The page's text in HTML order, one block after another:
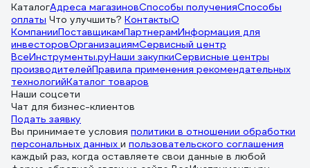
КаталогАдреса магазиновСпособы полученияСпособы
оплаты Что улучшить? КонтактыО
КомпанииПоставщикамПартнерамИнформация для
инвесторовОрганизациямСервисный центр
ВсеИнструменты.руНаши закупкиСервисные центры
производителейПравила применения рекомендательных
технологийКаталог товаров
Наши соцсети
Чат для бизнес-клиентов
Подать заявку
Вы принимаете условия политики в отношении обработки
персональных данных и пользовательского соглашения
каждый раз, когда оставляете свои данные в любой